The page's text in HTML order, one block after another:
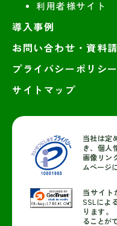
利用者様サイト
導入事例
お問い合わせ・資料
プライバシーポリシー
サイトマップ
当社は定
き、個人
画像リン
ムページ
当サイト
SSLによ
ります。
ることが